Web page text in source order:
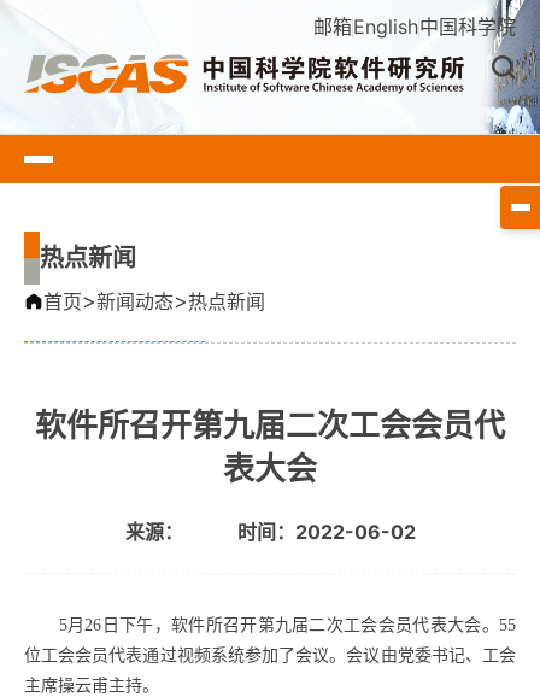
邮箱English中国科学院
热点新闻
首页>新闻动态>热点新闻
软件所召开第九届二次工会会员代
表大会
来源： 时间：2022-06-02
5月26 日下午，软件所召开第九届二次工会会员代表大会。55
位工会会员代表通过视频系统参加了会议。会议由党委书记、工会
主席操云甫主持。